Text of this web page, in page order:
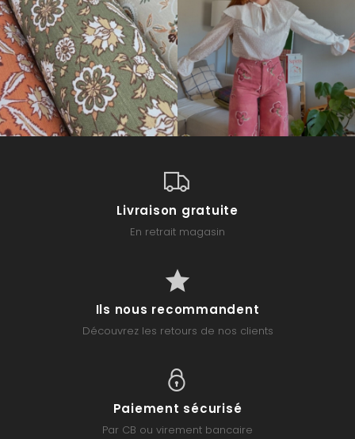
Livraison gratuite
En retrait magasin
Ils nous recommandent
Découvrez les retours de nos clients
Paiement sécurisé
Par CB ou virement bancaire